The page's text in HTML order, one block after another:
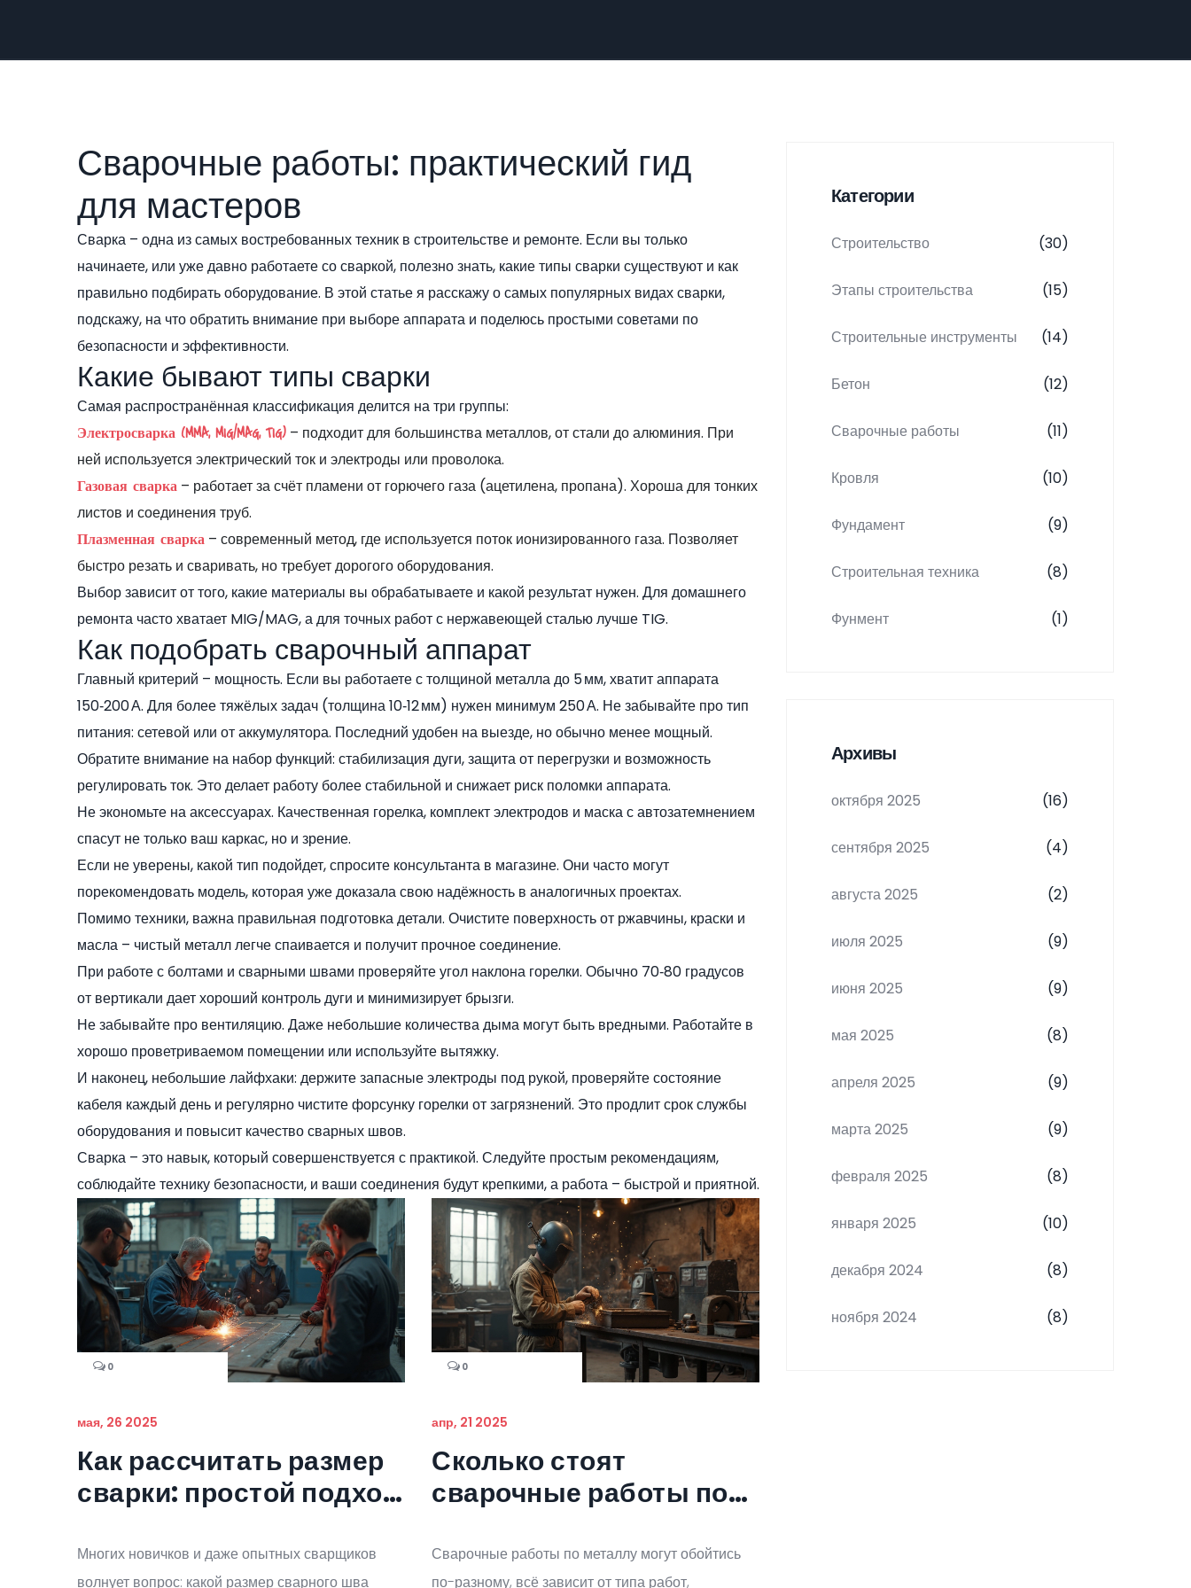
Сварочные работы: практический гид
для мастеров
Сварка – одна из самых востребованных техник в строительстве и ремонте. Если вы только
начинаете, или уже давно работаете со сваркой, полезно знать, какие типы сварки существуют и как
правильно подбирать оборудование. В этой статье я расскажу о самых популярных видах сварки,
подскажу, на что обратить внимание при выборе аппарата и поделюсь простыми советами по
безопасности и эффективности.
Какие бывают типы сварки
Самая распространённая классификация делится на три группы:
Электросварка (MMA, MIG/MAG, TIG) – подходит для большинства металлов, от стали до алюминия. При
ней используется электрический ток и электроды или проволока.
Газовая сварка – работает за счёт пламени от горючего газа (ацетилена, пропана). Хороша для тонких
листов и соединения труб.
Плазменная сварка – современный метод, где используется поток ионизированного газа. Позволяет
быстро резать и сваривать, но требует дорогого оборудования.
Выбор зависит от того, какие материалы вы обрабатываете и какой результат нужен. Для домашнего
ремонта часто хватает MIG/MAG, а для точных работ с нержавеющей сталью лучше TIG.
Как подобрать сварочный аппарат
Главный критерий – мощность. Если вы работаете с толщиной металла до 5 мм, хватит аппарата
150‑200 А. Для более тяжёлых задач (толщина 10‑12 мм) нужен минимум 250 А. Не забывайте про тип
питания: сетевой или от аккумулятора. Последний удобен на выезде, но обычно менее мощный.
Обратите внимание на набор функций: стабилизация дуги, защита от перегрузки и возможность
регулировать ток. Это делает работу более стабильной и снижает риск поломки аппарата.
Не экономьте на аксессуарах. Качественная горелка, комплект электродов и маска с автозатемнением
спасут не только ваш каркас, но и зрение.
Если не уверены, какой тип подойдет, спросите консультанта в магазине. Они часто могут
порекомендовать модель, которая уже доказала свою надёжность в аналогичных проектах.
Помимо техники, важна правильная подготовка детали. Очистите поверхность от ржавчины, краски и
масла – чистый металл легче спаивается и получит прочное соединение.
При работе с болтами и сварными швами проверяйте угол наклона горелки. Обычно 70‑80 градусов
от вертикали дает хороший контроль дуги и минимизирует брызги.
Не забывайте про вентиляцию. Даже небольшие количества дыма могут быть вредными. Работайте в
хорошо проветриваемом помещении или используйте вытяжку.
И наконец, небольшие лайфхаки: держите запасные электроды под рукой, проверяйте состояние
кабеля каждый день и регулярно чистите форсунку горелки от загрязнений. Это продлит срок службы
оборудования и повысит качество сварных швов.
Сварка – это навык, который совершенствуется с практикой. Следуйте простым рекомендациям,
соблюдайте технику безопасности, и ваши соединения будут крепкими, а работа – быстрой и приятной.
0
мая, 26 2025
Как рассчитать размер
сварки: простой подход
Многих новичков и даже опытных сварщиков
волнует вопрос: какой размер сварного шва
0
апр, 21 2025
Сколько стоят
сварочные работы по
разбор цен
Сварочные работы по металлу могут обойтись
по-разному, всё зависит от типа работ,
Категории
Строительство (30)
Этапы строительства (15)
Строительные инструменты (14)
Бетон (12)
Сварочные работы (11)
Кровля (10)
Фундамент (9)
Строительная техника (8)
Фунмент (1)
Архивы
октября 2025 (16)
сентября 2025 (4)
августа 2025 (2)
июля 2025 (9)
июня 2025 (9)
мая 2025 (8)
апреля 2025 (9)
марта 2025 (9)
февраля 2025 (8)
января 2025 (10)
декабря 2024 (8)
ноября 2024 (8)